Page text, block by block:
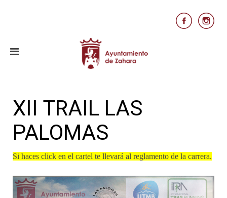
XII TRAIL LAS
PALOMAS
Si haces click en el cartel te llevará al reglamento de la carrera.